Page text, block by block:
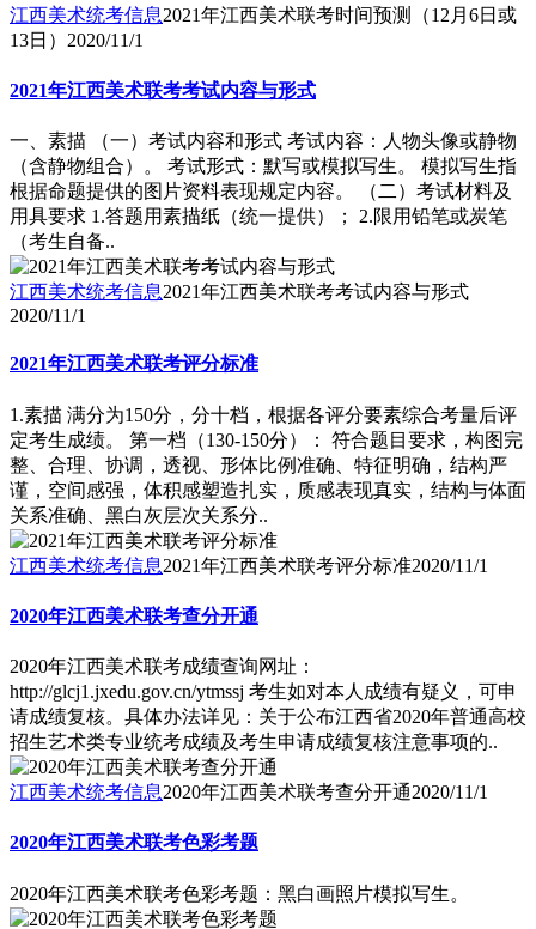
江西美术统考信息2021年江西美术联考时间预测（12月6日或
13日） 2020/11/1
2021年江西美术联考考试内容与形式
一、素描 （一）考试内容和形式 考试内容：人物头像或静物
（含静物组合）。 考试形式：默写或模拟写生。 模拟写生指
根据命题提供的图片资料表现规定内容。 （二）考试材料及
用具要求 1.答题用素描纸（统一提供）； 2.限用铅笔或炭笔
（考生自备..
江西美术统考信息2021年江西美术联考考试内容与形式
2020/11/1
2021年江西美术联考评分标准
1.素描 满分为150分，分十档，根据各评分要素综合考量后评
定考生成绩。 第一档（130-150分）： 符合题目要求，构图完
整、合理、协调，透视、形体比例准确、特征明确，结构严
谨，空间感强，体积感塑造扎实，质感表现真实，结构与体面
关系准确、黑白灰层次关系分..
江西美术统考信息2021年江西美术联考评分标准2020/11/1
2020年江西美术联考查分开通
2020年江西美术联考成绩查询网址：
http://glcj1.jxedu.gov.cn/ytmssj 考生如对本人成绩有疑义，可申
请成绩复核。具体办法详见：关于公布江西省2020年普通高校
招生艺术类专业统考成绩及考生申请成绩复核注意事项的..
江西美术统考信息2020年江西美术联考查分开通2020/11/1
2020年江西美术联考色彩考题
2020年江西美术联考色彩考题：黑白画照片模拟写生。